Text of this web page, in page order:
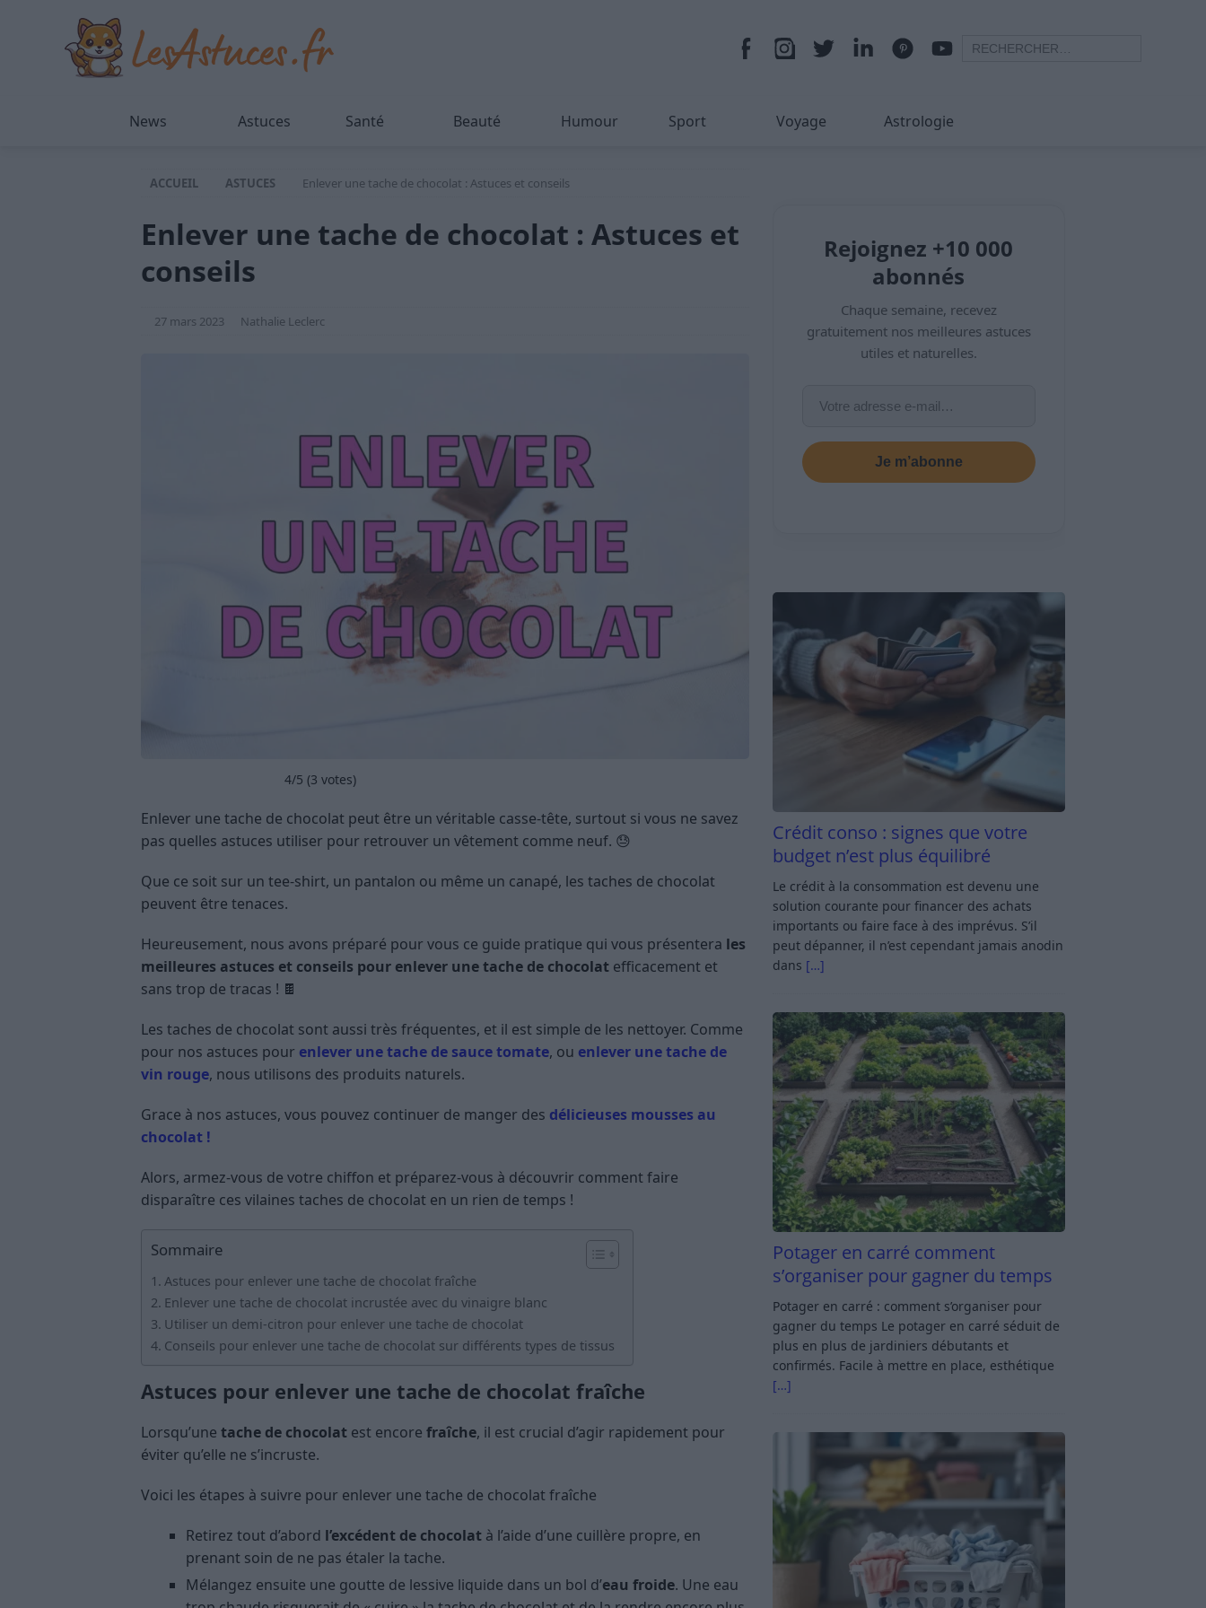
News Astuces Santé Beauté Humour Sport Voyage Astrologie
ACCUEIL ASTUCES Enlever une tache de chocolat : Astuces et conseils
Enlever une tache de chocolat : Astuces et
conseils
27 mars 2023 Nathalie Leclerc
4/5 (3 votes)
Enlever une tache de chocolat peut être un véritable casse-tête, surtout si vous ne savez
pas quelles astuces utiliser pour retrouver un vêtement comme neuf. 😓
Que ce soit sur un tee-shirt, un pantalon ou même un canapé, les taches de chocolat
peuvent être tenaces.
Heureusement, nous avons préparé pour vous ce guide pratique qui vous présentera les
meilleures astuces et conseils pour enlever une tache de chocolat efficacement et
sans trop de tracas ! 🍫
Les taches de chocolat sont aussi très fréquentes, et il est simple de les nettoyer. Comme
pour nos astuces pour enlever une tache de sauce tomate, ou enlever une tache de
vin rouge, nous utilisons des produits naturels.
Grace à nos astuces, vous pouvez continuer de manger des délicieuses mousses au
chocolat !
Alors, armez-vous de votre chiffon et préparez-vous à découvrir comment faire
disparaître ces vilaines taches de chocolat en un rien de temps !
Sommaire
Astuces pour enlever une tache de chocolat fraîche
Enlever une tache de chocolat incrustée avec du vinaigre blanc
Utiliser un demi-citron pour enlever une tache de chocolat
Conseils pour enlever une tache de chocolat sur différents types de tissus
Astuces pour enlever une tache de chocolat fraîche
Lorsqu’une tache de chocolat est encore fraîche, il est crucial d’agir rapidement pour
éviter qu’elle ne s’incruste.
Voici les étapes à suivre pour enlever une tache de chocolat fraîche
Retirez tout d’abord l’excédent de chocolat à l’aide d’une cuillère propre, en
prenant soin de ne pas étaler la tache.
Mélangez ensuite une goutte de lessive liquide dans un bol d’eau froide. Une eau
Rejoignez +10 000
abonnés
Chaque semaine, recevez
gratuitement nos meilleures astuces
utiles et naturelles.
Je m’abonne
Crédit conso : signes que votre
budget n’est plus équilibré
Le crédit à la consommation est devenu une
solution courante pour financer des achats
importants ou faire face à des imprévus. S’il
peut dépanner, il n’est cependant jamais anodin
dans […]
Potager en carré comment
s’organiser pour gagner du temps
Potager en carré : comment s’organiser pour
gagner du temps Le potager en carré séduit de
plus en plus de jardiniers débutants et
confirmés. Facile à mettre en place, esthétique
[…]